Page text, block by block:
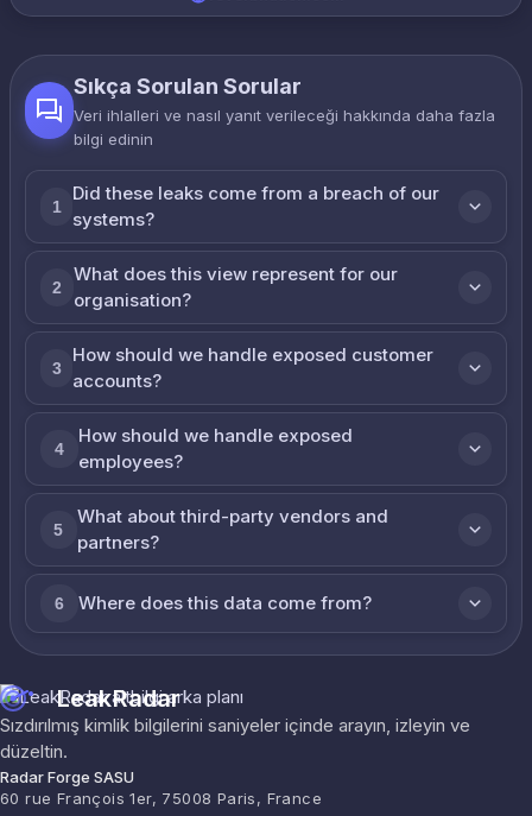
Sıkça Sorulan Sorular
Veri ihlalleri ve nasıl yanıt verileceği hakkında daha fazla
bilgi edinin
1
Did these leaks come from a breach of our
systems?
2
What does this view represent for our
organisation?
3
How should we handle exposed customer
accounts?
4
How should we handle exposed
employees?
5
What about third-party vendors and
partners?
6 Where does this data come from?
LeakRadar
Sızdırılmış kimlik bilgilerini saniyeler içinde arayın, izleyin ve
düzeltin.
Radar Forge SASU
60 rue François 1er, 75008 Paris, France